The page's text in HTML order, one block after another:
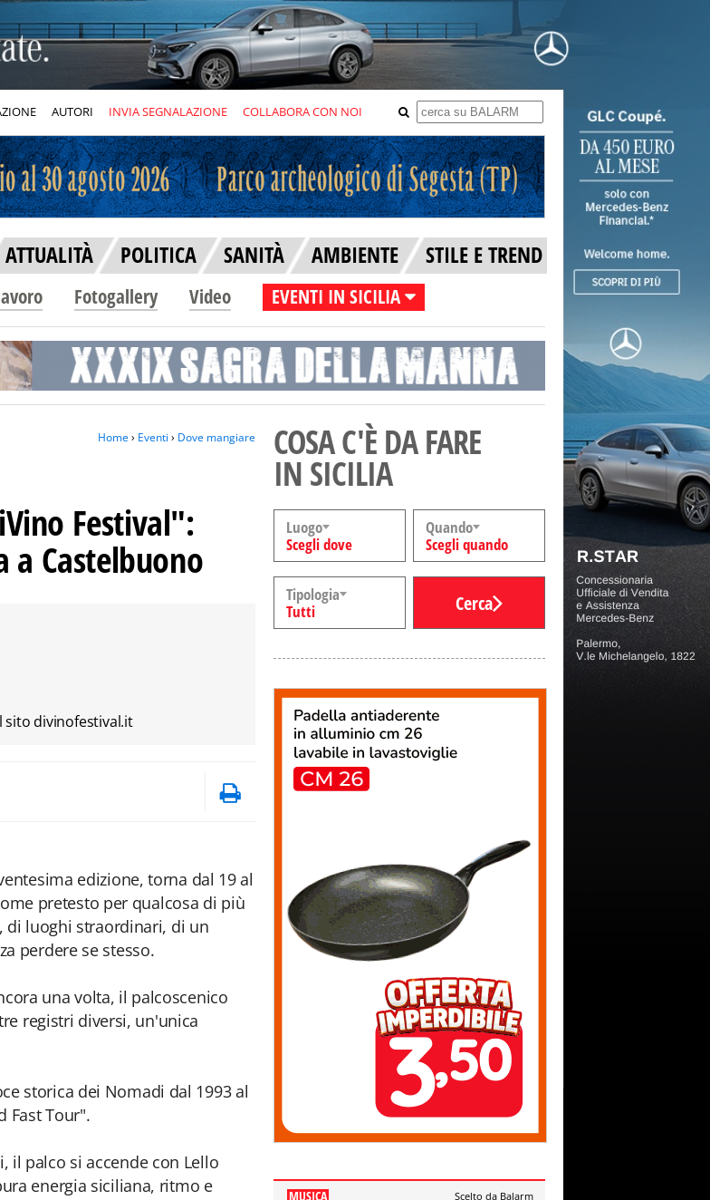
AUTORI INVIA SEGNALAZIONE COLLABORA CON NOI
ATTUALITÀ POLITICA SANITÀ AMBIENTE STILE E TREND
Fotogallery Video EVENTI IN SICILIA
Home› Eventi › Dove mangiare
Festival":
a Castelbuono
divinofestival.it
edizione, torna dal 19 al
pretesto per qualcosa di più
di luoghi straordinari, di un
perdere se stesso.
una volta, il palcoscenico
registri diversi, un'unica
storica dei Nomadi dal 1993 al
Fast Tour".
il palco si accende con Lello
energia siciliana, ritmo e
COSA C'È DA FARE
IN SICILIA
Luogo
Scegli dove
Quando
Scegli quando
Tipologia
Tutti
Cerca
MUSICA Scelto da Balarm